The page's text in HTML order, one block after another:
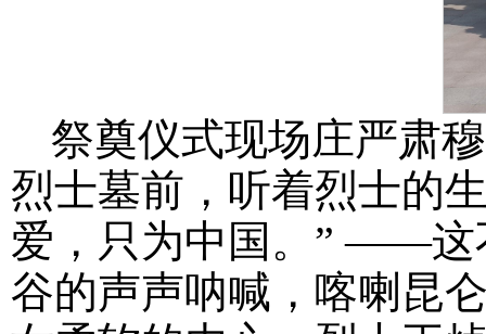
祭奠仪式现场庄严肃
烈士墓前，听着烈士的
爱，只为中国。” ——这
谷的声声呐喊，喀喇昆